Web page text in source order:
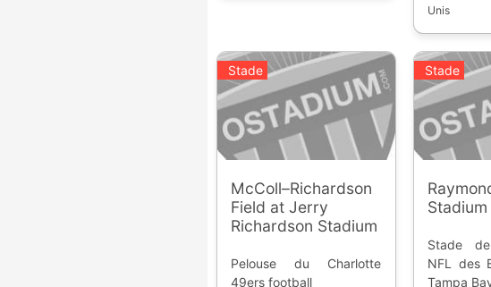
Unis
Stade
McColl–Richardson
Field at Jerry
Richardson Stadium
Pelouse du Charlotte
49ers football
Stade
Stadium
Stade
NFL des
Tampa